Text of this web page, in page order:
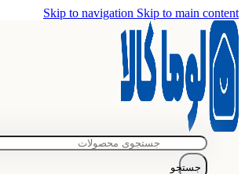
Skip to navigation Skip to main content
جستجو